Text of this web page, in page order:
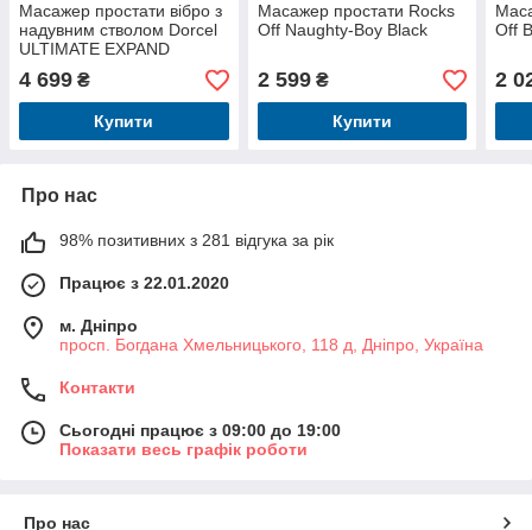
Масажер простати вібро з
надувним стволом Dorcel
ULTIMATE EXPAND
4 699 ₴
Купити
Масажер простати Rocks
Off Naughty-Boy Black
2 599₴
Купити
Off
2
Про нас
98% позитивних з 281 відгука за рік
Працює з 22.01.2020
м. Дніпро
просп. Богдана Хмельницького, 118 д, Дніпро, Україна
Контакти
Сьогодні працює з 09:00 до 19:00
Показати весь графік роботи
Про нас